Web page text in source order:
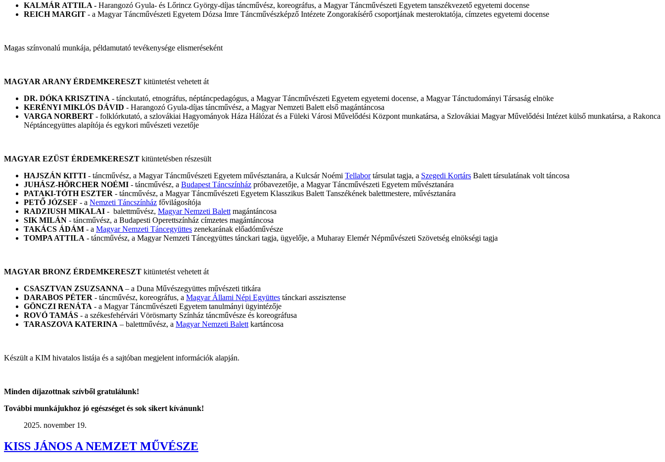
KALMÁR ATTILA - Harangozó Gyula- és Lőrincz György-díjas táncművész, koreográfus, a Magyar Táncművészeti Egyetem tanszékvezető egyetemi docense
REICH MARGIT - a Magyar Táncművészeti Egyetem Dózsa Imre Táncművészképző Intézete Zongorakísérő csoportjának mesteroktatója, címzetes egyetemi docense
Magas színvonalú munkája, példamutató tevékenysége elismeréseként
MAGYAR ARANY ÉRDEMKERESZT kitüntetést vehetett át
DR. DÓKA KRISZTINA - tánckutató, etnográfus, néptáncpedagógus, a Magyar Táncművészeti Egyetem egyetemi docense, a Magyar Tánctudományi Társaság elnöke
KERÉNYI MIKLÓS DÁVID - Harangozó Gyula-díjas táncművész, a Magyar Nemzeti Balett első magántáncosa
VARGA NORBERT - folklórkutató, a szlovákiai Hagyományok Háza Hálózat és a Füleki Városi Művelődési Központ munkatársa, a Szlovákiai Magyar Művelődési Intézet külső munkatársa, a Rakonca
Néptáncegyüttes alapítója és egykori művészeti vezetője
MAGYAR EZÜST ÉRDEMKERESZT kitüntetésben részesült
HAJSZÁN KITTI - táncművész, a Magyar Táncművészeti Egyetem művésztanára, a Kulcsár Noémi Tellabortársulat tagja, a Szegedi Kortárs Balett társulatának volt táncosa
JUHÁSZ-HÖRCHER NOÉMI - táncművész, a Budapest Táncszínház próbavezetője, a Magyar Táncművészeti Egyetem művésztanára
PATAKI-TÓTH ESZTER - táncművész, a Magyar Táncművészeti Egyetem Klasszikus Balett Tanszékének balettmestere, művésztanára
PETŐ JÓZSEF - a Nemzeti Táncszínház fővilágosítója
RADZIUSH MIKALAI - balettművész, Magyar Nemzeti Balett magántáncosa
SIK MILÁN - táncművész, a Budapesti Operettszínház címzetes magántáncosa
TAKÁCS ÁDÁM - a Magyar Nemzeti Táncegyüttes zenekarának előadóművésze
TOMPA ATTILA - táncművész, a Magyar Nemzeti Táncegyüttes tánckari tagja, ügyelője, a Muharay Elemér Népművészeti Szövetség elnökségi tagja
MAGYAR BRONZ ÉRDEMKERESZT kitüntetést vehetett át
CSASZTVAN ZSUZSANNA – a Duna Művészegyüttes művészeti titkára
DARABOS PÉTER - táncművész, koreográfus, a Magyar Állami Népi Együttes tánckari asszisztense
GÖNCZI RENÁTA - a Magyar Táncművészeti Egyetem tanulmányi ügyintézője
ROVÓ TAMÁS - a székesfehérvári Vörösmarty Színház táncművésze és koreográfusa
TARASZOVA KATERINA – balettművész, a Magyar Nemzeti Balett kartáncosa
Készült a KIM hivatalos listája és a sajtóban megjelent információk alapján.
Minden díjazottnak szívből gratulálunk!
További munkájukhoz jó egészséget és sok sikert kívánunk!
2025. november 19.
KISS JÁNOS A NEMZET MŰVÉSZE